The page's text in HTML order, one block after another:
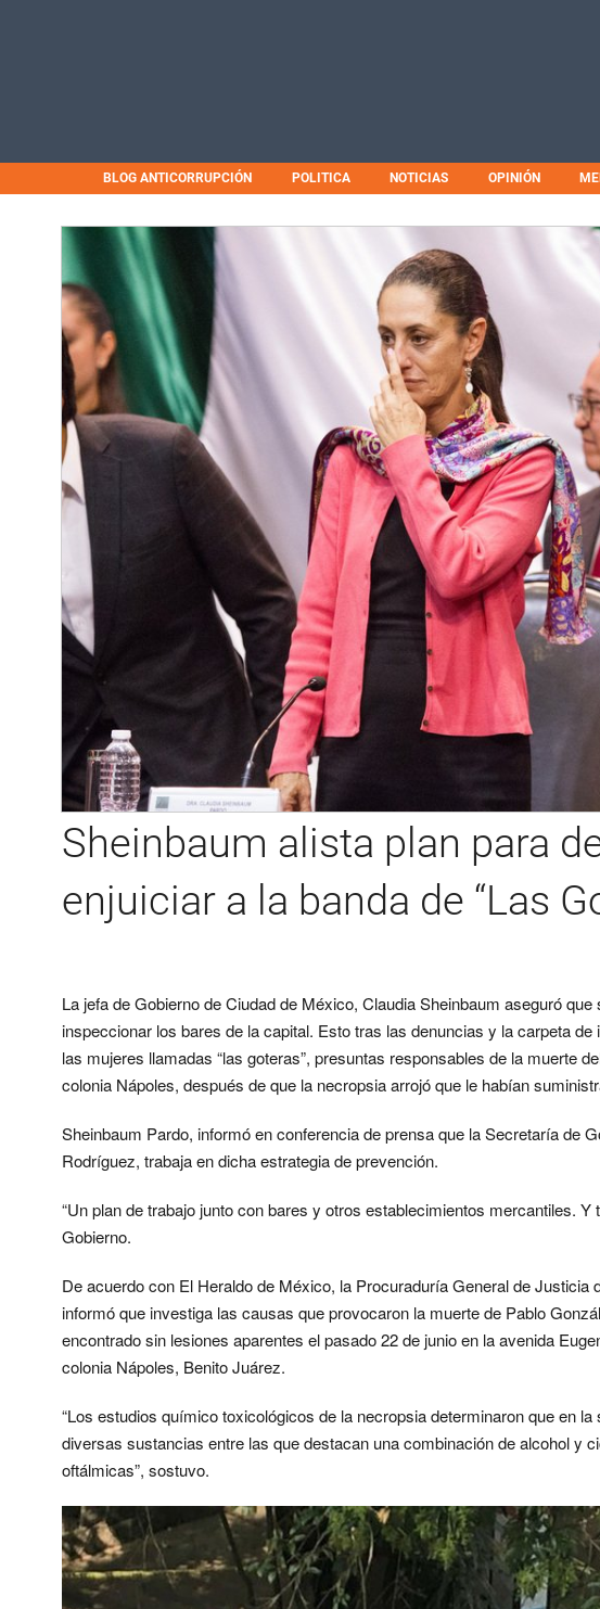
BLOG ANTICORRUPCIÓN POLITICA NOTICIAS OPINIÓN
Sheinbaum alista plan para
enjuiciar a la banda de “Las
La jefa de Gobierno de Ciudad de México, Claudia Sheinbaum aseguró
inspeccionar los bares de la capital. Esto tras las denuncias y la carpeta
las mujeres llamadas “las goteras”, presuntas responsables de la muerte
colonia Nápoles, después de que la necropsia arrojó que le habían
Sheinbaum Pardo, informó en conferencia de prensa que la Secretaría de
Rodríguez, trabaja en dicha estrategia de prevención.
“Un plan de trabajo junto con bares y otros establecimientos mercantiles.
Gobierno.
De acuerdo con El Heraldo de México, la Procuraduría General de
informó que investiga las causas que provocaron la muerte de Pablo
encontrado sin lesiones aparentes el pasado 22 de junio en la avenida
colonia Nápoles, Benito Juárez.
“Los estudios químico toxicológicos de la necropsia determinaron que en
diversas sustancias entre las que destacan una combinación de alcohol y
oftálmicas”, sostuvo.